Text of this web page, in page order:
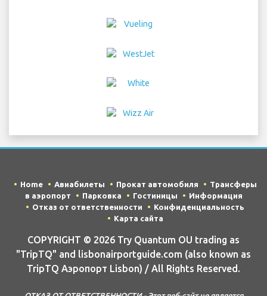
Home Авиабилеты Прокат автомобиля
Трансферы
в аэропорт
Парковка Гостиницы
Информация
Отказ от ответственности
Конфиденциальность
Карта сайта
COPYRIGHT © 2026 Try Quantum OU trading as
"TripTQ" and lisbonairportguide.com (also known as
TripTQ Аэропорт Lisbon) / All Rights Reserved.